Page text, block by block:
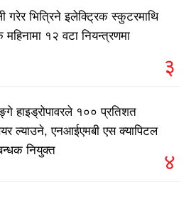
गरेर भित्रिने इलेक्ट्रिक स्कुटरमाथि
१२ वटा नियन्त्रणमा
३
हाइड्रोपावरले १०० प्रतिशत
ल्याउने, एनआईएमबी एस क्यापिटल
नियुक्त
४